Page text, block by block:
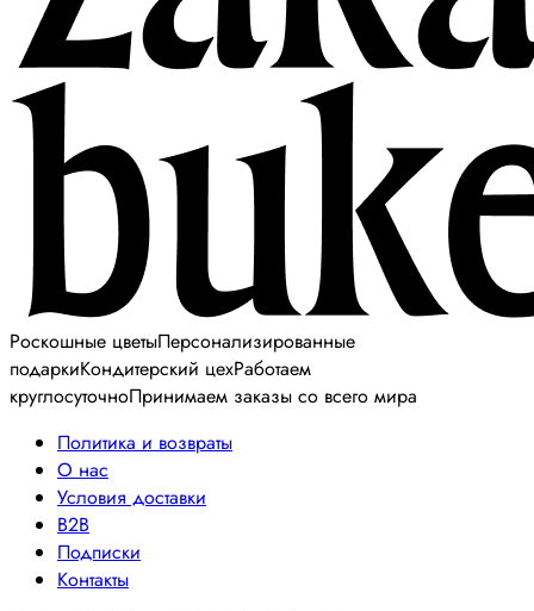
Роскошные цветыПерсонализированные
подаркиКондитерский цехРаботаем
круглосуточноПринимаем заказы со всего мира
Политика и возвраты
О нас
Условия доставки
B2B
Подписки
Контакты